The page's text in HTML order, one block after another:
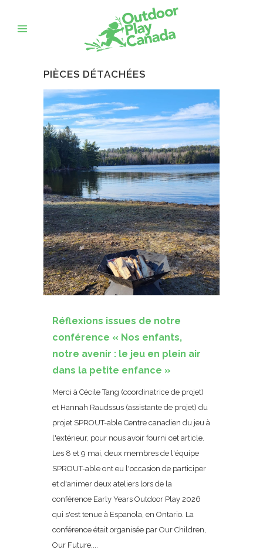
PIÈCES DÉTACHÉES
Réflexions issues de notre
conférence « Nos enfants,
notre avenir : le jeu en plein air
dans la petite enfance »
Merci à Cécile Tang (coordinatrice de projet)
et Hannah Raudssus (assistante de projet) du
projet SPROUT-able Centre canadien du jeu à
l'extérieur, pour nous avoir fourni cet article.
Les 8 et 9 mai, deux membres de l'équipe
SPROUT-able ont eu l'occasion de participer
et d'animer deux ateliers lors de la
conférence Early Years Outdoor Play 2026
qui s'est tenue à Espanola, en Ontario. La
conférence était organisée par Our Children,
Our Future,...